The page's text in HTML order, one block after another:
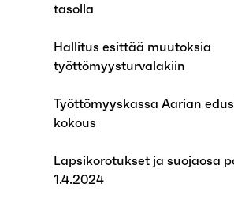
tasolla
Hallitus esittää muutoksia
työttömyysturvalakiin
Työttömyyskassa Aarian
kokous
Lapsikorotukset ja suojaosa
1.4.2024